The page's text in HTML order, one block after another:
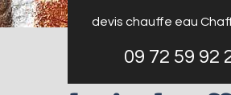
devis chauffe eau
09 72 59 92